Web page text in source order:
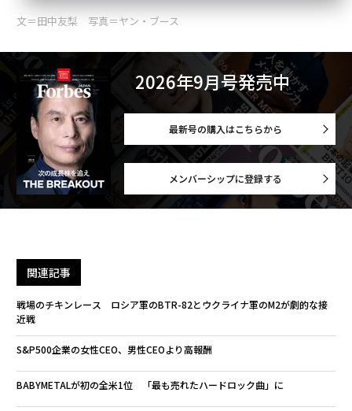
文＝田中友梨 写真＝ヤン・ブース
2026年9月号発売中
最新号の購入はこちらから
メンバーシップに登録する
関連記事
戦場のチキンレース ロシア軍のBTR-82とウクライナ軍のM2が劇的な接
近戦
S&P500企業の女性CEO、男性CEOより高報酬
BABYMETALが初の全米1位 「最も売れたハードロック曲」に